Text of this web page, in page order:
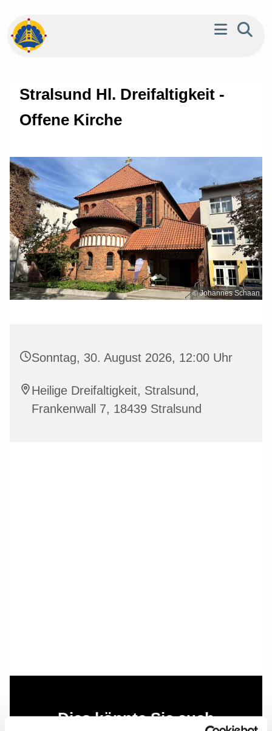
Stralsund Hl. Dreifaltigkeit -
Offene Kirche
© Johannes Schaan
Sonntag, 30. August 2026, 12:00 Uhr
Heilige Dreifaltigkeit, Stralsund,
Frankenwall 7, 18439 Stralsund
Dies könnte Sie auch